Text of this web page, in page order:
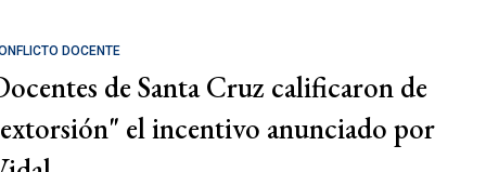
DOCENTE
de Santa Cruz calificaron de
el incentivo anunciado por